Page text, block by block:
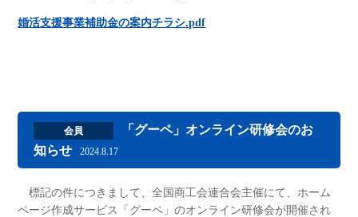
婚活支援事業補助金の案内チラシ.pdf
会員
「グーペ」オンライン研修会のお
知らせ
2024.8.17
標記の件につきまして、全国商工会連合会主催にて、ホーム
ページ作成サービス「グーペ」のオンライン研修会が開催され